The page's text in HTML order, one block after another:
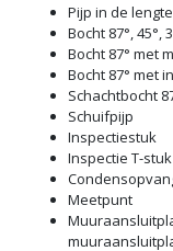
Pijp in de
Bocht 87°, 45°,
Bocht 87° met
Bocht 87° met
Schachtbocht
Schuifpijp
Inspectiestuk
Inspectie T-stuk
Meetpunt